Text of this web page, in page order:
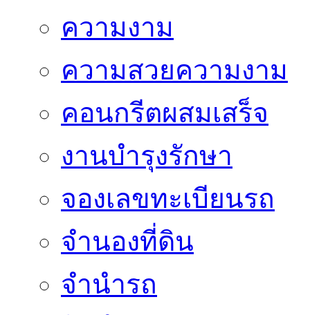
ความงาม
ความสวยความงาม
คอนกรีตผสมเสร็จ
งานบำรุงรักษา
จองเลขทะเบียนรถ
จำนองที่ดิน
จำนำรถ